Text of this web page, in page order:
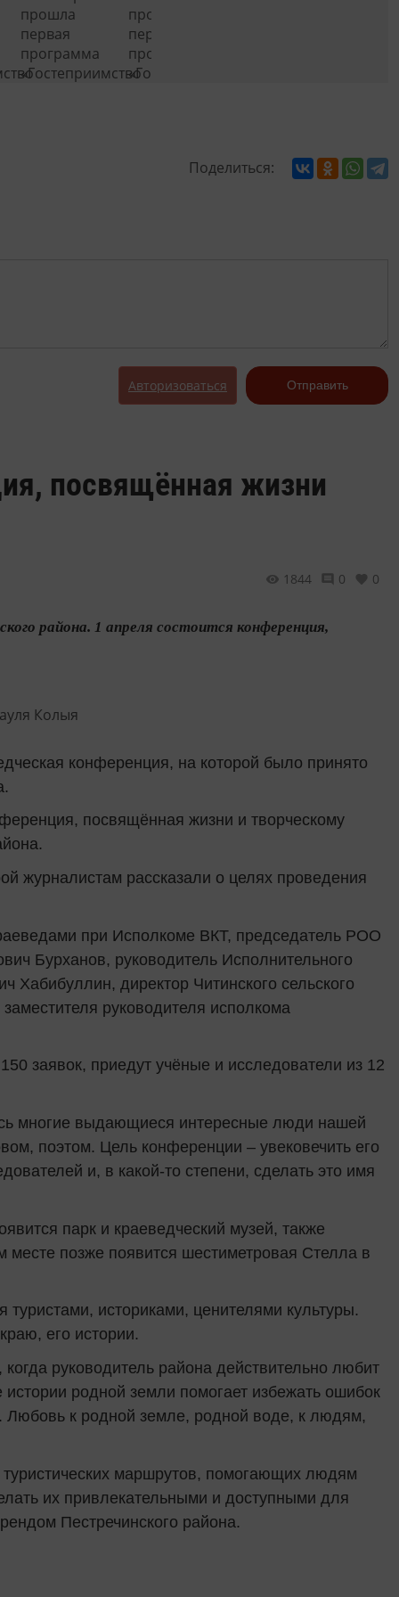
Поделиться:
Авторизоваться Отправить
посвящённая жизни
1844 0 0
района. 1 апреля состоится конференция,
конференция, на которой было принято
посвящённая жизни и творческому
журналистам рассказали о целях проведения
при Исполкоме ВКТ, председатель РОО
Бурханов, руководитель Исполнительного
Хабибуллин, директор Читинского сельского
руководителя исполкома
заявок, приедут учёные и исследователи из 12
многие выдающиеся интересные люди нашей
поэтом. Цель конференции – увековечить его
и, в какой-то степени, сделать это имя
парк и краеведческий музей, также
позже появится шестиметровая Стелла в
историками, ценителями культуры.
его истории.
руководитель района действительно любит
родной земли помогает избежать ошибок
Любовь к родной земле, родной воде, к людям,
маршрутов, помогающих людям
их привлекательными и доступными для
Пестречинского района.